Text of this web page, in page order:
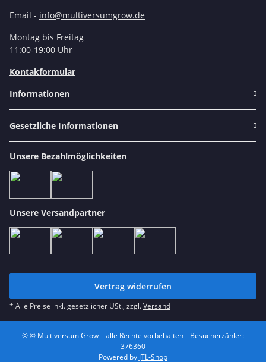
Email - info@multiversumgrow.de
Montag bis Freitag
11:00-19:00 Uhr
Kontakformular
Informationen
Gesetzliche Informationen
Unsere Bezahlmöglichkeiten
Unsere Versandpartner
Vertrag widerrufen
* Alle Preise inkl. gesetzlicher USt., zzgl.Versand
© © Multiversum Grow – alle Rechte vorbehalten
Besucherzähler:
376360
Powered by JTL-Shop